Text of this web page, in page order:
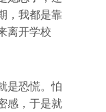
，我都是靠
离开学校
是恐慌。怕
感，于是就